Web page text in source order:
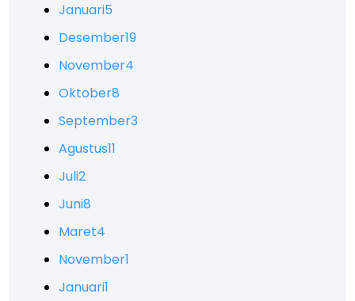
Januari5
Desember19
November4
Oktober8
September3
Agustus11
Juli2
Juni8
Maret4
November1
Januari1